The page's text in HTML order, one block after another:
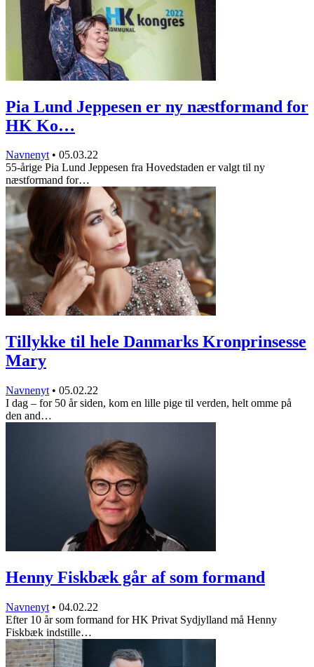
Pia Lund Jeppesen er ny næstformand for
HK Ko…
Navnenyt • 05.03.22
55-årige Pia Lund Jeppesen fra Hovedstaden er valgt til ny
næstformand for…
Tillykke til hele Danmarks Kronprinsesse
Mary
Navnenyt • 05.02.22
I dag – for 50 år siden, kom en lille pige til verden, helt omme på
den and…
Henny Fiskbæk går af som formand
Navnenyt • 04.02.22
Efter 10 år som formand for HK Privat Sydjylland må Henny
Fiskbæk indstille…